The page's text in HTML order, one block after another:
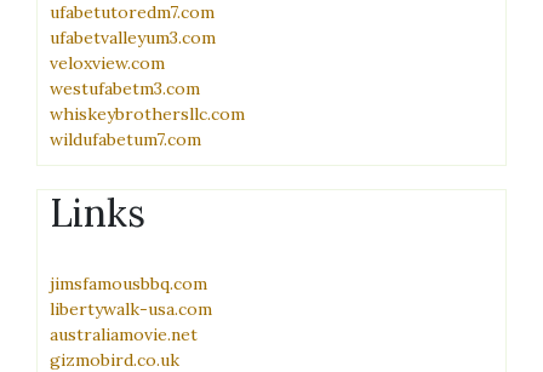
ufabetutoredm7.com
ufabetvalleyum3.com
veloxview.com
westufabetm3.com
whiskeybrothersllc.com
wildufabetum7.com
Links
jimsfamousbbq.com
libertywalk-usa.com
australiamovie.net
gizmobird.co.uk